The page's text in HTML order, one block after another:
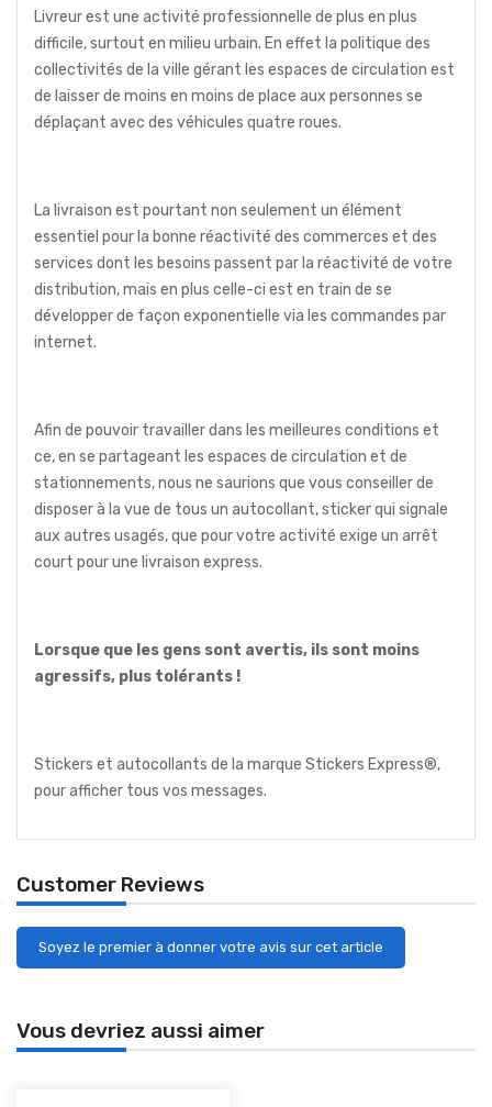
Livreur est une activité professionnelle de plus en plus
difficile, surtout en milieu urbain. En effet la politique des
collectivités de la ville gérant les espaces de circulation est
de laisser de moins en moins de place aux personnes se
déplaçant avec des véhicules quatre roues.
La livraison est pourtant non seulement un élément
essentiel pour la bonne réactivité des commerces et des
services dont les besoins passent par la réactivité de votre
distribution, mais en plus celle-ci est en train de se
développer de façon exponentielle via les commandes par
internet.
Afin de pouvoir travailler dans les meilleures conditions et
ce, en se partageant les espaces de circulation et de
stationnements, nous ne saurions que vous conseiller de
disposer à la vue de tous un autocollant, sticker qui signale
aux autres usagés, que pour votre activité exige un arrêt
court pour une livraison express.
Lorsque que les gens sont avertis, ils sont moins
agressifs, plus tolérants !
Stickers et autocollants de la marque Stickers Express®,
pour afficher tous vos messages.
Customer Reviews
Soyez le premier à donner votre avis sur cet article
Vous devriez aussi aimer